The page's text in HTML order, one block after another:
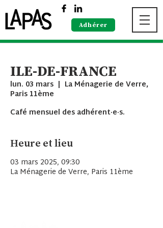
Adhérer
ILE-DE-FRANCE
lun. 03 mars
  |
La Ménagerie de Verre,
Paris 11ème
Café mensuel des adhérent·e·s.
Heure et lieu
03 mars 2025, 09:30
La Ménagerie de Verre, Paris 11ème